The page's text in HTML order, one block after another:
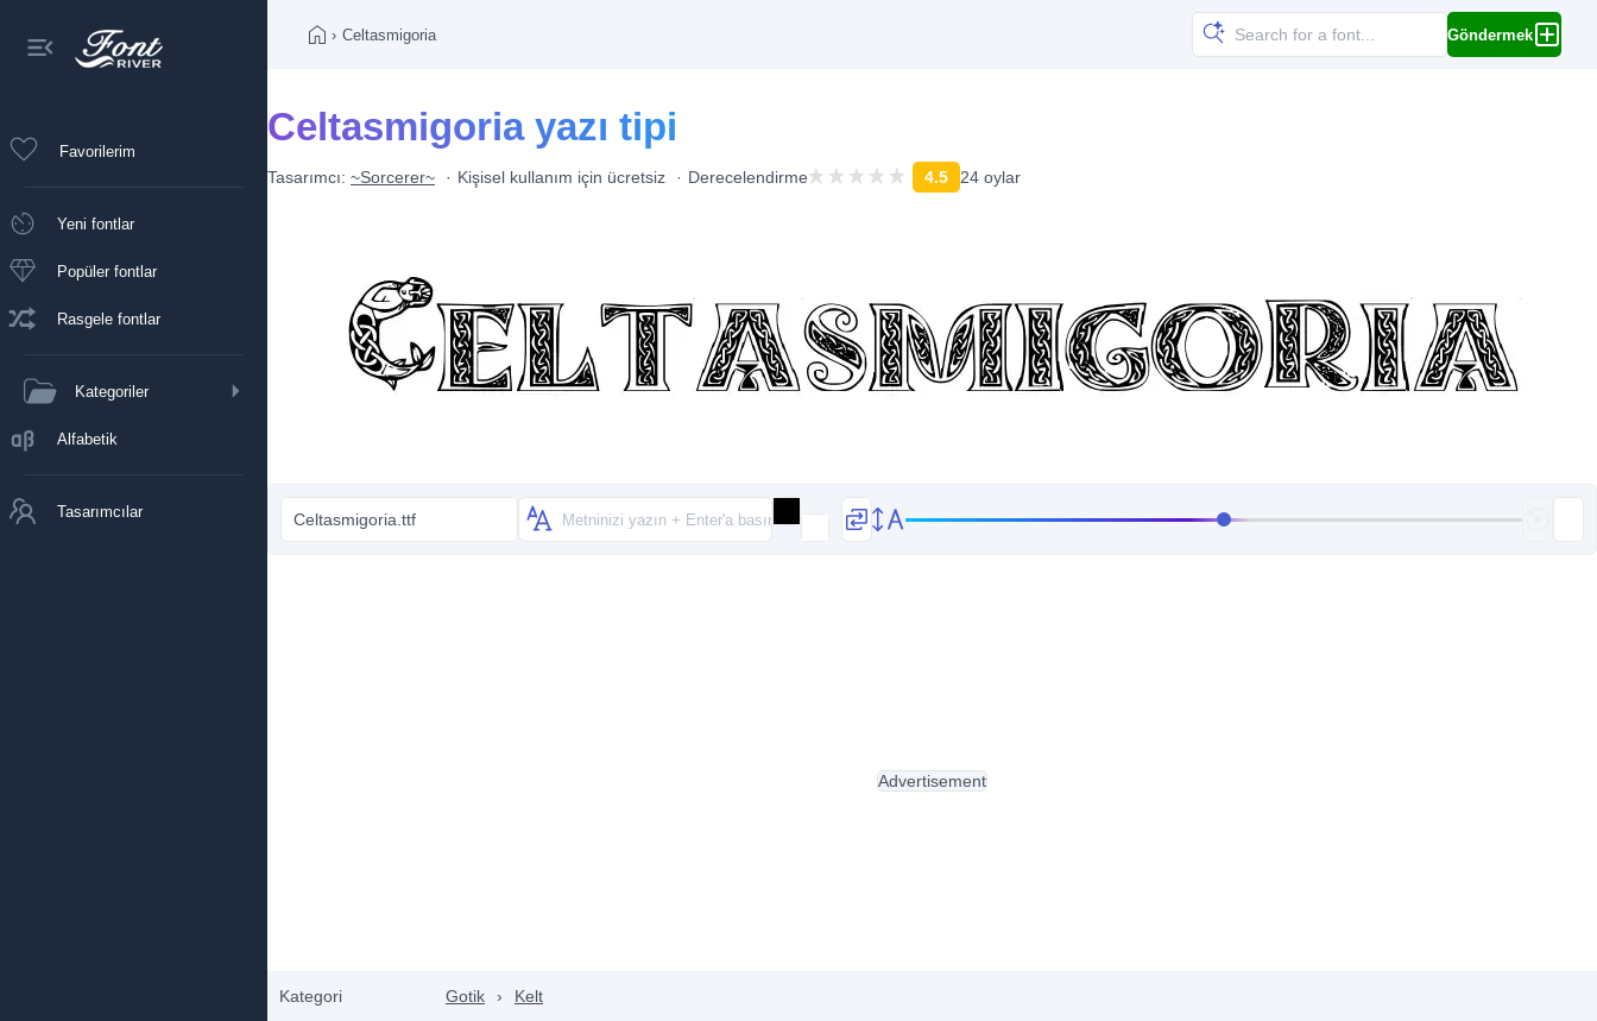
Favorilerim
Yeni fontlar
Popüler fontlar
Rasgele fontlar
Kategoriler
Alfabetik
Tasarımcılar
› Celtasmigoria Göndermek
Celtasmigoria yazı tipi
Tasarımcı: ~Sorcerer~ Kişisel kullanım için ücretsiz Derecelendirme 4.5 24 oylar
Celtasmigoria.ttf
Kategori Gotik › Kelt
Advertisement